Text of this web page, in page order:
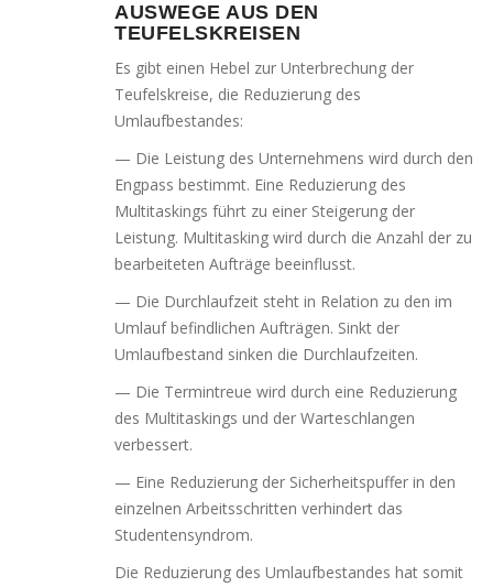
AUSWEGE AUS DEN
TEUFELSKREISEN
Es gibt einen Hebel zur Unterbrechung der
Teufelskreise, die Reduzierung des
Umlaufbestandes:
— Die Leistung des Unternehmens wird durch den
Engpass bestimmt. Eine Reduzierung des
Multitaskings führt zu einer Steigerung der
Leistung. Multitasking wird durch die Anzahl der zu
bear­bei­te­ten Aufträge beeinflusst.
— Die Durchlaufzeit steht in Relation zu den im
Umlauf befind­li­chen Aufträgen. Sinkt der
Umlaufbestand sin­ken die Durchlaufzeiten.
— Die Termintreue wird durch eine Reduzierung
des Multitaskings und der Warteschlangen
verbessert.
— Eine Reduzierung der Sicherheitspuffer in den
ein­zel­nen Arbeitsschritten ver­hin­dert das
Studentensyndrom.
Die Reduzierung des Umlaufbestandes hat somit